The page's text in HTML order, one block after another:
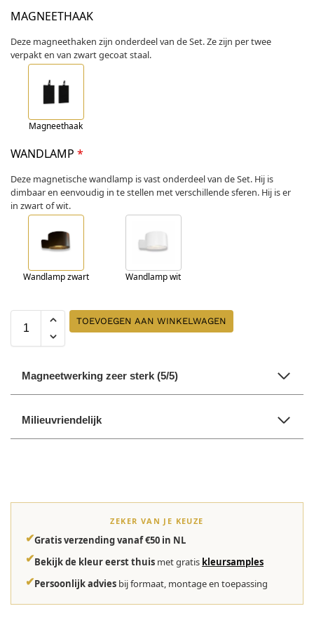
MAGNEETHAAK
Deze magneethaken zijn onderdeel van de Set. Ze zijn per twee
verpakt en van zwart gecoat staal.
Magneethaak
WANDLAMP *
Deze magnetische wandlamp is vast onderdeel van de Set. Hij is
dimbaar en eenvoudig in te stellen met verschillende sferen. Hij is er
in zwart of wit.
Wandlamp zwart Wandlamp wit
TOEVOEGEN AAN WINKELWAGEN
Magneetwerking zeer sterk (5/5)
Milieuvriendelijk
ZEKER VAN JE KEUZE
✔Gratis verzending vanaf €50 in NL
✔Bekijk de kleur eerst thuis met gratis kleursamples
✔Persoonlijk advies bij formaat, montage en toepassing